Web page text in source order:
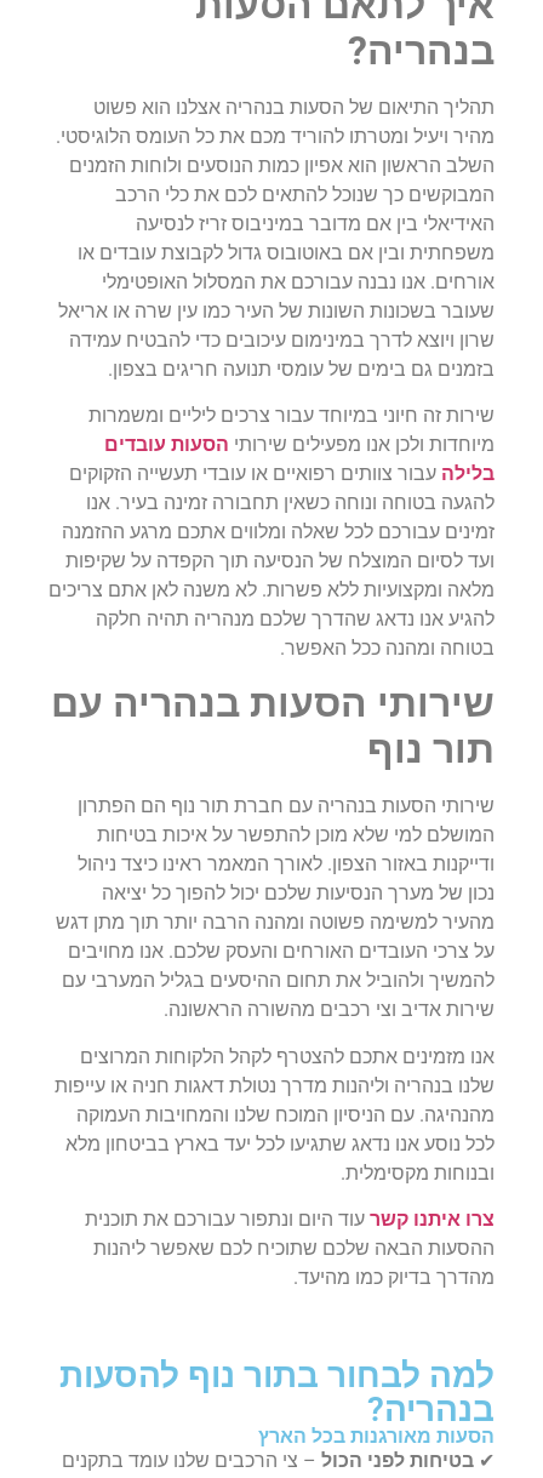
בנהריה?
תהליך התיאום של הסעות בנהריה אצלנו הוא פשוט
מהיר ויעיל ומטרתו להוריד מכם את כל העומס הלוגיסטי.
השלב הראשון הוא אפיון כמות הנוסעים ולוחות הזמנים
המבוקשים כך שנוכל להתאים לכם את כלי הרכב
האידיאלי בין אם מדובר במיניבוס זריז לנסיעה
משפחתית ובין אם באוטובוס גדול לקבוצת עובדים או
אורחים. אנו נבנה עבורכם את המסלול האופטימלי
שעובר בשכונות השונות של העיר כמו עין שרה או אריאל
שרון ויוצא לדרך במינימום עיכובים כדי להבטיח עמידה
בזמנים גם בימים של עומסי תנועה חריגים בצפון.
שירות זה חיוני במיוחד עבור צרכים ליליים ומשמרות
מיוחדות ולכן אנו מפעילים שירותי הסעות עובדים
בלילה עבור צוותים רפואיים או עובדי תעשייה הזקוקים
להגעה בטוחה ונוחה כשאין תחבורה זמינה בעיר. אנו
זמינים עבורכם לכל שאלה ומלווים אתכם מרגע ההזמנה
ועד לסיום המוצלח של הנסיעה תוך הקפדה על שקיפות
מלאה ומקצועיות ללא פשרות. לא משנה לאן אתם צריכים
להגיע אנו נדאג שהדרך שלכם מנהריה תהיה חלקה
בטוחה ומהנה ככל האפשר.
שירותי הסעות בנהריה עם
תור נוף
שירותי הסעות בנהריה עם חברת תור נוף הם הפתרון
המושלם למי שלא מוכן להתפשר על איכות בטיחות
ודייקנות באזור הצפון. לאורך המאמר ראינו כיצד ניהול
נכון של מערך הנסיעות שלכם יכול להפוך כל יציאה
מהעיר למשימה פשוטה ומהנה הרבה יותר תוך מתן דגש
על צרכי העובדים האורחים והעסק שלכם. אנו מחויבים
להמשיך ולהוביל את תחום ההיסעים בגליל המערבי עם
שירות אדיב וצי רכבים מהשורה הראשונה.
אנו מזמינים אתכם להצטרף לקהל הלקוחות המרוצים
שלנו בנהריה וליהנות מדרך נטולת דאגות חניה או עייפות
מהנהיגה. עם הניסיון המוכח שלנו והמחויבות העמוקה
לכל נוסע אנו נדאג שתגיעו לכל יעד בארץ בביטחון מלא
ובנוחות מקסימלית.
צרו איתנו קשר עוד היום ונתפור עבורכם את תוכנית
ההסעות הבאה שלכם שתוכיח לכם שאפשר ליהנות
מהדרך בדיוק כמו מהיעד.
למה לבחור בתור נוף להסעות
בנהריה?
הסעות מאורגנות בכל הארץ
✔ בטיחות לפני הכול – צי הרכבים שלנו עומד בתקנים